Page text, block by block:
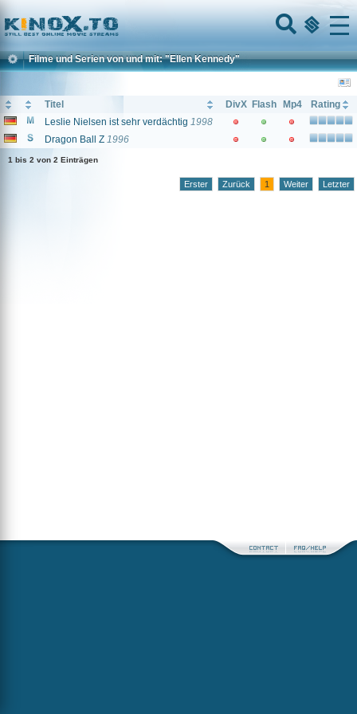
Home
Menu
Filme und Serien von und mit: "Ellen Kennedy"
Titel DivX Flash Mp4
Rating
Leslie Nielsen ist sehr verdächtig 1998
Dragon Ball Z 1996
1 bis 2 von 2 Einträgen
Erster Zurück 1 Weiter Letzter